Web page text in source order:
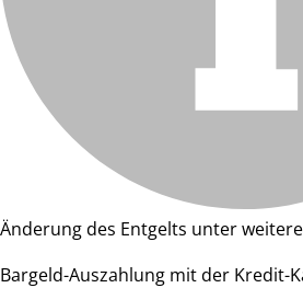
Änderung des Entgelts unter
Bargeld-Auszahlung mit der Kredit-